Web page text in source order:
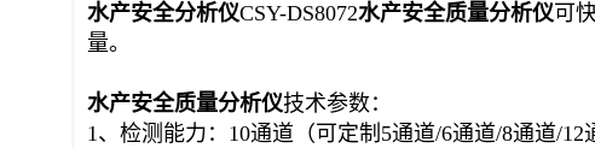
水产安全分析仪CSY-DS8072水产安全质量分析仪可
量。
水产安全质量分析仪技术参数：
1、检测能力：10通道（可定制5通道/6通道/8通道/12